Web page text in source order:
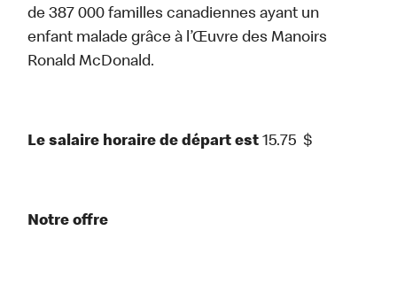
de 387 000 familles canadiennes ayant un
enfant malade grâce à l’Œuvre des Manoirs
Ronald McDonald.
Le salaire horaire de départ est 15.75 $
Notre offre